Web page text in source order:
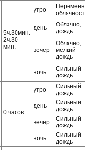
5ч.30мин.
2ч.30
мин.
утро
день
Облачно,
дождь
вечер
Облачно,
мелкий
дождь
ночь
Сильный
дождь
0 часов.
утро
Сильный
дождь
день
Сильный
дождь
вечер
Сильный
дождь
ночь
Сильный
дождь